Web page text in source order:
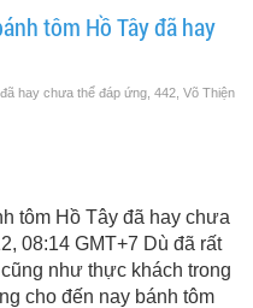
tôm Hồ Tây đã hay
hay chưa thể đáp ứng, 442, Võ Thiện
tôm Hồ Tây đã hay chưa
08:14 GMT+7 Dù đã rất
như thực khách trong
cho đến nay bánh tôm